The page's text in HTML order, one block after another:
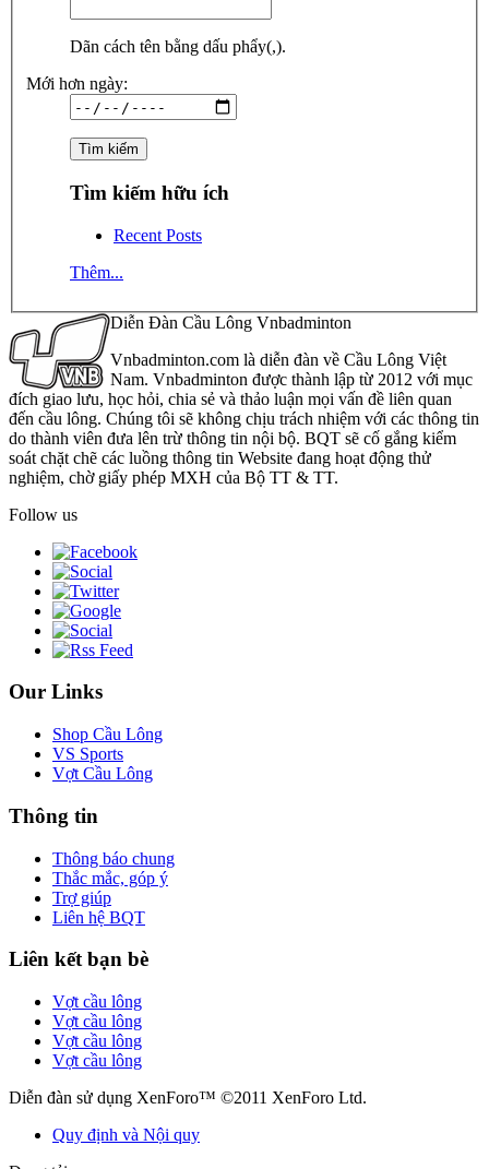
Dãn cách tên bằng dấu phẩy(,).
Mới hơn ngày:
Tìm kiếm hữu ích
Recent Posts
Thêm...
Diễn Đàn Cầu Lông Vnbadminton
Vnbadminton.com là diễn đàn về Cầu Lông Việt
Nam. Vnbadminton được thành lập từ 2012 với mục
đích giao lưu, học hỏi, chia sẻ và thảo luận mọi vấn đề liên quan
đến cầu lông. Chúng tôi sẽ không chịu trách nhiệm với các thông tin
do thành viên đưa lên trừ thông tin nội bộ. BQT sẽ cố gắng kiểm
soát chặt chẽ các luồng thông tin Website đang hoạt động thử
nghiệm, chờ giấy phép MXH của Bộ TT & TT.
Follow us
Our Links
Shop Cầu Lông
VS Sports
Vợt Cầu Lông
Thông tin
Thông báo chung
Thắc mắc, góp ý
Trợ giúp
Liên hệ BQT
Liên kết bạn bè
Vợt cầu lông
Vợt cầu lông
Vợt cầu lông
Vợt cầu lông
Diễn đàn sử dụng XenForo™ ©2011 XenForo Ltd.
Quy định và Nội quy